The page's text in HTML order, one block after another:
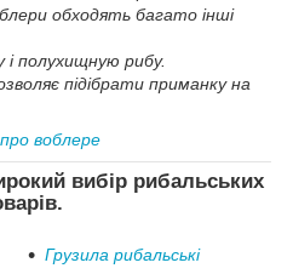
обходять багато інші
і полухищную рибу.
підібрати приманку на
воблере
вибір рибальських
Грузила рибальські